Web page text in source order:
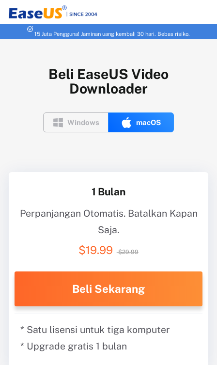
15 Juta Pengguna! Jaminan uang kembali 30 hari. Bebas risiko.
Beli EaseUS Video
Downloader
 Windows  macOS
1 Bulan
Perpanjangan Otomatis. Batalkan Kapan
Saja.
$19.99 $29.99
Beli Sekarang
* Satu lisensi untuk tiga komputer
* Upgrade gratis 1 bulan